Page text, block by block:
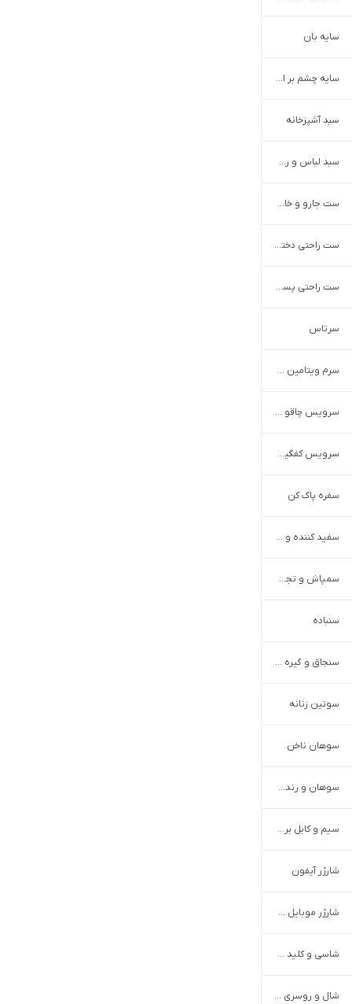
سایه بان
سایه چشم بر اساس رنگ
سبد آشپزخانه
سبد لباس و رخت چرک
ست جارو و خاک انداز
ست راحتی دخترانه
ست راحتی پسرانه
سرتاس
سرم ویتامین سی
سرویس چاقو آشپزخانه
سرویس کفگیر ملاقه
سفره پاک کن
سفید کننده و جرم گیر دندان
سمپاش و تجهیزات جانبی
سنباده
سنجاق و گیره سر
سوتین زنانه
سوهان ناخن
سوهان و رنده پا
سیم و کابل برق ساختمان
شارژر آیفون
شارژر موبایل و تبلت
شاسی و کلید فرمان
شال و روسری بر اساس جنس